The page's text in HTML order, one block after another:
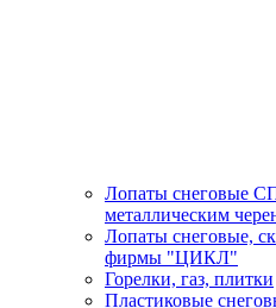
Лопаты снеговые
металлическим
Лопаты снеговые,
фирмы "ЦИКЛ"
Горелки, газ, плитки
Пластиковые